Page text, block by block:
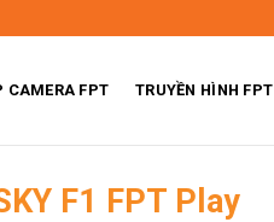
CAMERA FPT TRUYỀN HÌNH FPT
F1 FPT Play